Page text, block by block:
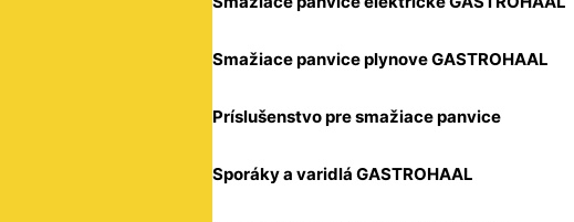
Smažiace panvice plynove GASTROHAAL
Príslušenstvo pre smažiace panvice
Sporáky a varidlá GASTROHAAL